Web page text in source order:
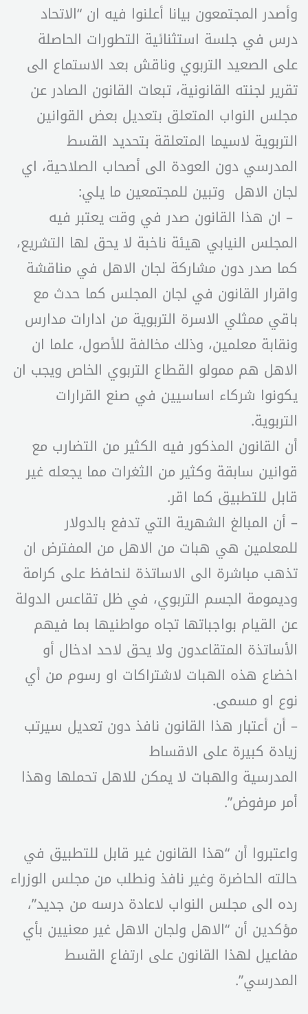
وأصدر المجتمعون بيانا أعلنوا فيه ان “الاتحاد
درس في جلسة استثنائية التطورات الحاصلة
على الصعيد التربوي وناقش بعد الاستماع الى
تقرير لجنته القانونية، تبعات القانون الصادر عن
مجلس النواب المتعلق بتعديل بعض القوانين
التربوية لاسيما المتعلقة بتحديد القسط
المدرسي دون العودة الى أصحاب الصلاحية، اي
لجان الاهل وتبين للمجتمعين ما يلي:
– ان هذا القانون صدر في وقت يعتبر فيه
المجلس النيابي هيئة ناخبة لا يحق لها التشريع،
كما صدر دون مشاركة لجان الاهل في مناقشة
واقرار القانون في لجان المجلس كما حدث مع
باقي ممثلي الاسرة التربوية من ادارات مدارس
ونقابة معلمين، وذلك مخالفة للأصول، علما ان
الاهل هم ممولو القطاع التربوي الخاص ويجب ان
يكونوا شركاء اساسيين في صنع القرارات
التربوية.
أن القانون المذكور فيه الكثير من التضارب مع
قوانين سابقة وكثير من الثغرات مما يجعله غير
قابل للتطبيق كما اقر.
– أن المبالغ الشهرية التي تدفع بالدولار
للمعلمين هي هبات من الاهل من المفترض ان
تذهب مباشرة الى الاساتذة لنحافظ على كرامة
وديمومة الجسم التربوي، في ظل تقاعس الدولة
عن القيام بواجباتها تجاه مواطنيها بما فيهم
الأساتذة المتقاعدون ولا يحق لاحد ادخال أو
اخضاع هذه الهبات لاشتراكات او رسوم من أي
نوع او مسمى.
– أن أعتبار هذا القانون نافذ دون تعديل سيرتب
زيادة كبيرة على الاقساط
المدرسية والهبات لا يمكن للاهل تحملها وهذا
أمر مرفوض”.
واعتبروا أن “هذا القانون غير قابل للتطبيق في
حالته الحاضرة وغير نافذ ونطلب من مجلس الوزراء
رده الى مجلس النواب لاعادة درسه من جديد”،
مؤكدين أن “الاهل ولجان الاهل غير معنيين بأي
مفاعيل لهذا القانون على ارتفاع القسط
المدرسي”.